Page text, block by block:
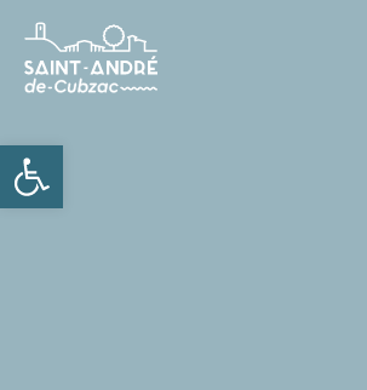
Ouvrir la barre